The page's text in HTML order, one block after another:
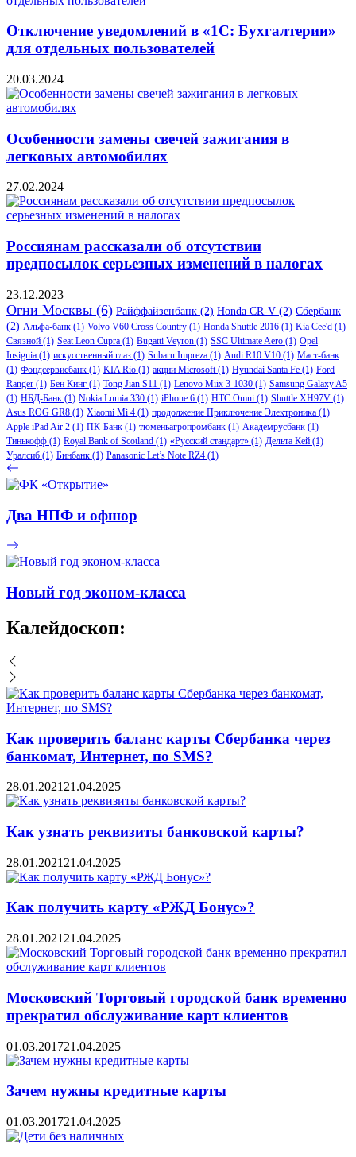
Отключение уведомлений в «1С: Бухгалтерии»
для отдельных пользователей
20.03.2024
Особенности замены свечей зажигания в
легковых автомобилях
27.02.2024
Россиянам рассказали об отсутствии
предпосылок серьезных изменений в налогах
23.12.2023
Огни Москвы (6) Райффайзенбанк (2) Honda CR-V (2) Сбербанк
(2) Альфа-банк (1) Volvo V60 Cross Country (1) Honda Shuttle 2016 (1) Kia Cee'd (1)
Связной (1) Seat Leon Cupra (1) Bugatti Veyron (1) SSC Ultimate Aero (1) Opel
Insignia (1) искусственный глаз (1) Subaru Impreza (1) Audi R10 V10 (1) Маст-банк
(1) Фондсервисбанк (1) KIA Rio (1) акции Microsoft(1) Hyundai Santa Fe (1) Ford
Ranger (1) Бен Кинг (1) Tong Jian S11 (1) Lenovo Miix 3-1030 (1) Samsung Galaxy A5
(1) НБД-Банк (1) Nokia Lumia 330 (1) iPhone 6 (1) HTC Omni (1) Shuttle XH97V (1)
Asus ROG GR8 (1) Xiaomi Mi 4 (1) продолжение Приключение Электроника (1)
Apple iPad Air 2 (1) ПК-Банк (1) тюменьагропромбанк (1) Академрусбанк (1)
Тинькофф (1) Royal Bank of Scotland (1) «Русский стандарт» (1) Дельта Кей (1)
Уралсиб (1) Бинбанк (1) Panasonic Let’s Note RZ4 (1)
Два НПФ и офшор
Новый год эконом-класса
Калейдоскоп:
Как проверить баланс карты Сбербанка через
банкомат, Интернет, по SMS?
28.01.2021 21.04.2025
Как узнать реквизиты банковской карты?
28.01.2021 21.04.2025
Как получить карту «РЖД Бонус»?
28.01.2021 21.04.2025
Московский Торговый городской банк временно
прекратил обслуживание карт клиентов
01.03.201721.04.2025
Зачем нужны кредитные карты
01.03.201721.04.2025